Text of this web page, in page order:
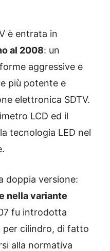
è entrata in
al 2008: un
aggressive e
più potente e
elettronica SDTV.
LCD ed il
tecnologia LED nel
doppia versione:
nella variante
fu introdotta
per cilindro, di fatto
alla normativa